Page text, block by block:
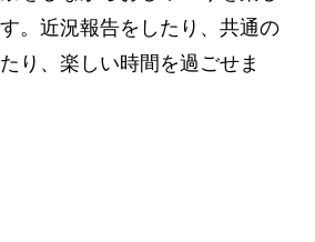
。近況報告をしたり、共通の
り、楽しい時間を過ごせま